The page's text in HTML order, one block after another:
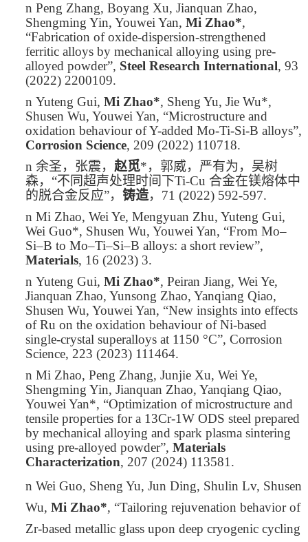
n Peng Zhang, Boyang Xu, Jianquan Zhao,
Shengming Yin, Youwei Yan, Mi Zhao*,
“Fabrication of oxide-dispersion-strengthened
ferritic alloys by mechanical alloying using pre-
alloyed powder”, Steel Research International, 93
(2022) 2200109.
n Yuteng Gui, Mi Zhao*, Sheng Yu, Jie Wu*,
Shusen Wu, Youwei Yan, “Microstructure and
oxidation behaviour of Y-added Mo-Ti-Si-B alloys”,
Corrosion Science, 209 (2022) 110718.
n 余圣，张震， 赵觅*，郭威，严有为，吴树
森， “不同超声处理时间下Ti-Cu 合金在镁熔体中
的脱合金反应”， 铸造， 71 (2022) 592-597.
n Mi Zhao, Wei Ye, Mengyuan Zhu, Yuteng Gui,
Wei Guo*, Shusen Wu, Youwei Yan, “From Mo–
Si–B to Mo–Ti–Si–B alloys: a short review”,
Materials, 16 (2023) 3.
n Yuteng Gui, Mi Zhao*, Peiran Jiang, Wei Ye,
Jianquan Zhao, Yunsong Zhao, Yanqiang Qiao,
Shusen Wu, Youwei Yan, “New insights into effects
of Ru on the oxidation behaviour of Ni-based
single-crystal superalloys at 1150 °C”, Corrosion
Science, 223 (2023) 111464.
n Mi Zhao, Peng Zhang, Junjie Xu, Wei Ye,
Shengming Yin, Jianquan Zhao, Yanqiang Qiao,
Youwei Yan*, “Optimization of microstructure and
tensile properties for a 13Cr-1W ODS steel prepared
by mechanical alloying and spark plasma sintering
using pre-alloyed powder”, Materials
Characterization, 207 (2024) 113581.
n Wei Guo, Sheng Yu, Jun Ding, Shulin Lv, Shusen
Wu, Mi Zhao*, “Tailoring rejuvenation behavior of
Zr-based metallic glass upon deep cryogenic cycling